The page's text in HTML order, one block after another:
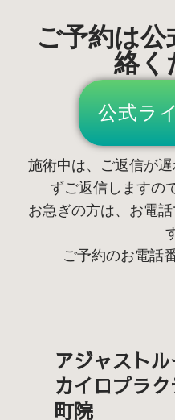
ご予約は公
絡く
公式ラ
施術中は、ご返信が
ずご返信しますの
お急ぎの方は、お電
ご予約のお電話
アジャスト
カイロプラ
町院